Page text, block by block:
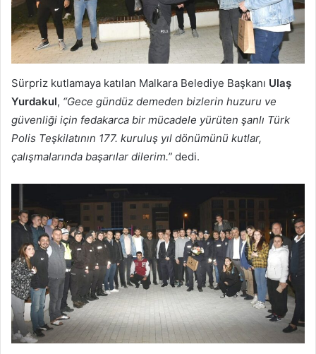
Sürpriz kutlamaya katılan Malkara Belediye Başkanı Ulaş
Yurdakul, “Gece gündüz demeden bizlerin huzuru ve
güvenliği için fedakarca bir mücadele yürüten şanlı Türk
Polis Teşkilatının 177. kuruluş yıl dönümünü kutlar,
çalışmalarında başarılar dilerim.” dedi.